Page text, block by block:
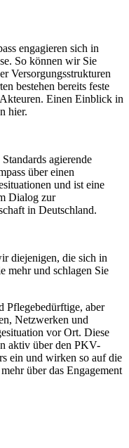
engagieren sich in
So können wir Sie
Versorgungsstrukturen
bestehen bereits feste
Einen Einblick in
hier.
agierende
über einen
und ist eine
Dialog zur
in Deutschland.
diejenigen, die sich in
mehr und schlagen Sie
Pflegebedürftige, aber
Netzwerken und
vor Ort. Diese
aktiv über den PKV-
ein und wirken so auf die
über das Engagement